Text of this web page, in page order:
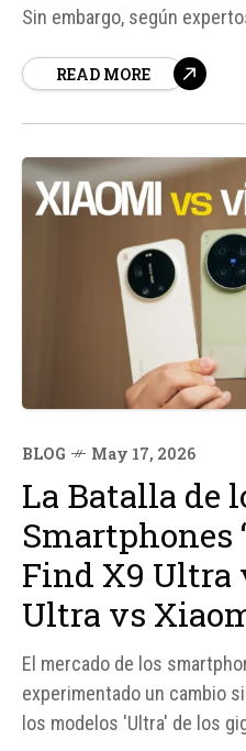
Sin embargo, según
ganado completamente su
READ MORE
BLOG May 17, 2026
La Batalla de
Smartphones
Find X9 Ultra
Ultra vs
El mercado de los
experimentado un cambio
los modelos 'Ultra' de los